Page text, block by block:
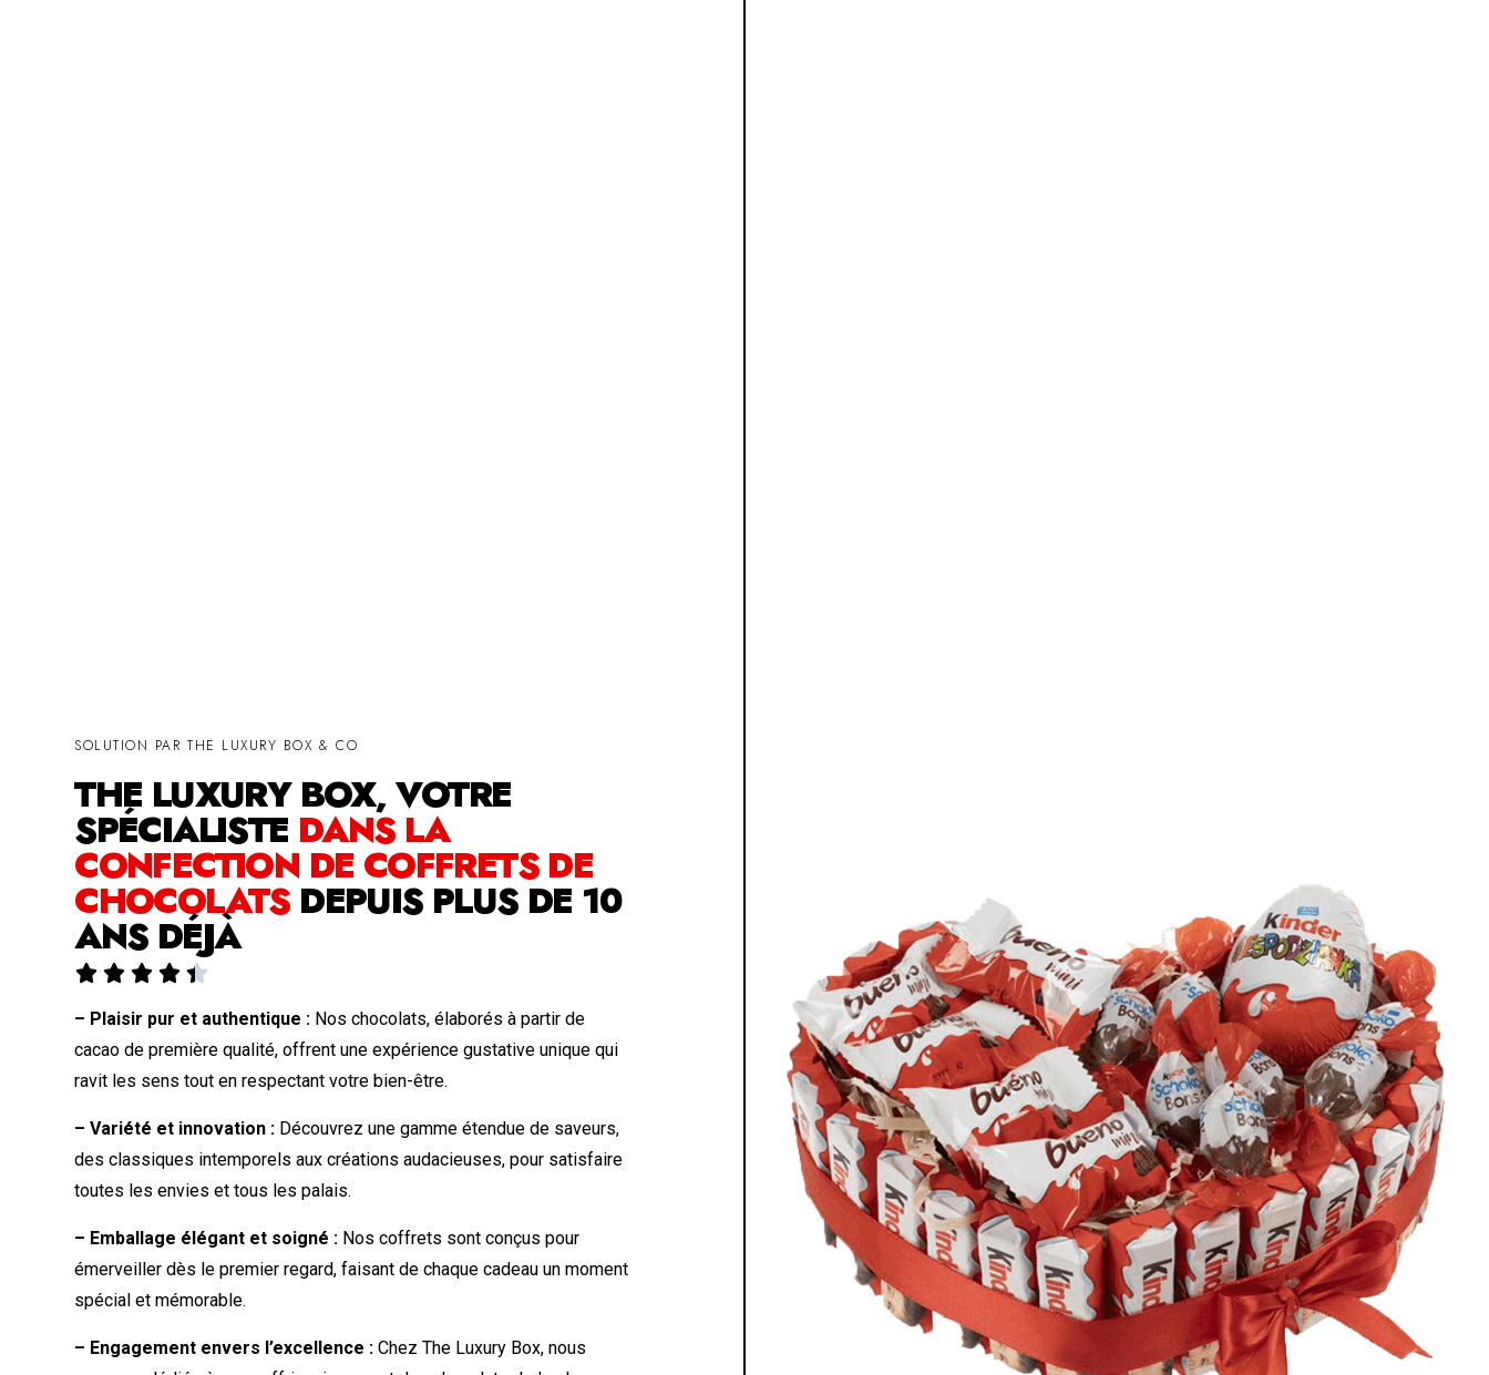
SOLUTION PAR THE LUXURY BOX & CO
THE LUXURY BOX, VOTRE
SPÉCIALISTE DANS LA
CONFECTION DE COFFRETS DE
CHOCOLATS DEPUIS PLUS DE 10
ANS DÉJÀ
    
– Plaisir pur et authentique : Nos chocolats, élaborés à partir de
cacao de première qualité, offrent une expérience gustative unique qui
ravit les sens tout en respectant votre bien-être.
– Variété et innovation : Découvrez une gamme étendue de saveurs,
des classiques intemporels aux créations audacieuses, pour satisfaire
toutes les envies et tous les palais.
– Emballage élégant et soigné : Nos coffrets sont conçus pour
émerveiller dès le premier regard, faisant de chaque cadeau un moment
spécial et mémorable.
– Engagement envers l’excellence : Chez The Luxury Box, nous